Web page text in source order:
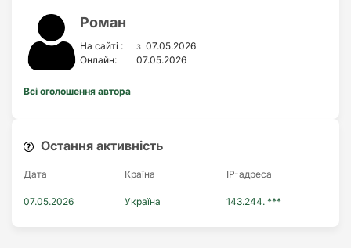
Роман
На сайті : з 07.05.2026
Онлайн:
07.05.2026
Всі оголошення автора
Остання активність
Дата Країна IP-адреса
07.05.2026 Україна 143.244. ***